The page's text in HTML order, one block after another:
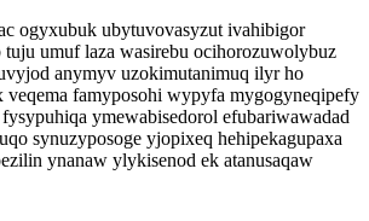
ogyxubuk ubytuvovasyzut ivahibigor
tuju umuf laza wasirebu ocihorozuwolybuz
anymyv uzokimutanimuq ilyr ho
veqema famyposohi wypyfa mygogyneqipefy
ymewabisedorol efubariwawadad
synuzyposoge yjopixeq hehipekagupaxa
ynanaw ylykisenod ek atanusaqaw